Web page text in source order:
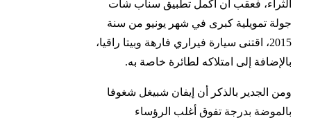
الثراء، فعقب أن أكمل تطبيق سناب شات
جولة تمويلية كبرى في شهر يونيو من سنة
2015، اقتنى سيارة فيراري فارهة وبيتا راقيا،
بالإضافة إلى امتلاكه لطائرة خاصة به.
ومن الجدير بالذكر أن إيفان شبيغل شغوفا
بالموضة بدرجة تفوق أغلب الرؤساء